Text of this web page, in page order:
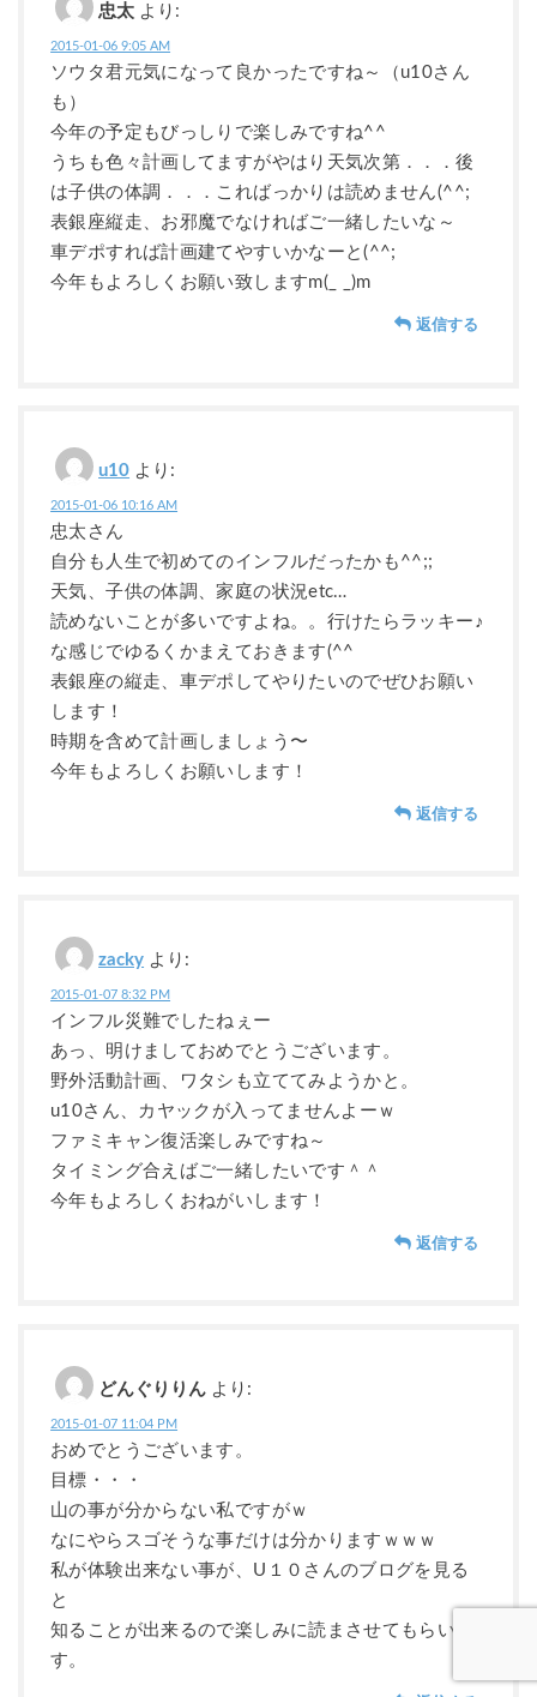
忠太 より:
2015-01-06 9:05 AM
ソウタ君元気になって良かったですね～（u10さん
も）
今年の予定もびっしりで楽しみですね^^
うちも色々計画してますがやはり天気次第．．．後
は子供の体調．．．こればっかりは読めません(^^;
表銀座縦走、お邪魔でなければご一緒したいな～
車デポすれば計画建てやすいかなーと(^^;
今年もよろしくお願い致しますm(_ _)m
返信する
u10 より:
2015-01-06 10:16 AM
忠太さん
自分も人生で初めてのインフルだったかも^^;;
天気、子供の体調、家庭の状況etc…
読めないことが多いですよね。。行けたらラッキー♪
な感じでゆるくかまえておきます(^^
表銀座の縦走、車デポしてやりたいのでぜひお願い
します！
時期を含めて計画しましょう〜
今年もよろしくお願いします！
返信する
zacky より:
2015-01-07 8:32 PM
インフル災難でしたねぇー
あっ、明けましておめでとうございます。
野外活動計画、ワタシも立ててみようかと。
u10さん、カヤックが入ってませんよーｗ
ファミキャン復活楽しみですね～
タイミング合えばご一緒したいです＾＾
今年もよろしくおねがいします！
返信する
どんぐりりん より:
2015-01-07 11:04 PM
おめでとうございます。
目標・・・
山の事が分からない私ですがｗ
なにやらスゴそうな事だけは分かりますｗｗｗ
私が体験出来ない事が、U１０さんのブログを見る
と
知ることが出来るので楽しみに読まさせてもらいま
す。